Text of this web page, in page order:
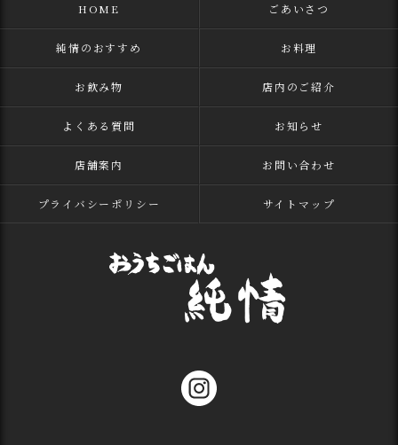
HOME ごあいさつ
純情のおすすめ お料理
お飲み物 店内のご紹介
よくある質問 お知らせ
店舗案内 お問い合わせ
プライバシーポリシー サイトマップ